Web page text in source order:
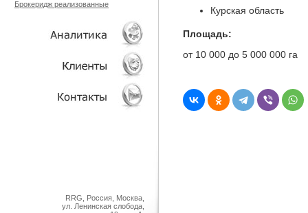
Брокеридж реализованные
АНАЛИТИКА
КЛИЕНТЫ
Курская область
Площадь:
от 10 000 до 5 000 000 га
RRG, Россия, Москва,
ул. Ленинская слобода,